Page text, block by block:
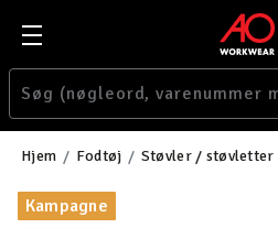
Hjem Fodtøj Støvler / støvletter
Kampagne